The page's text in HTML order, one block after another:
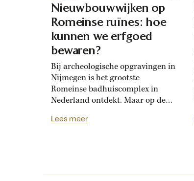
Nieuwbouwwijken op
Romeinse ruïnes: hoe
kunnen we erfgoed
bewaren?
Bij archeologische opgravingen in
Nijmegen is het grootste
Romeinse badhuiscomplex in
Nederland ontdekt. Maar op de
binnenkort een nieuwe woonwijk
Lees meer